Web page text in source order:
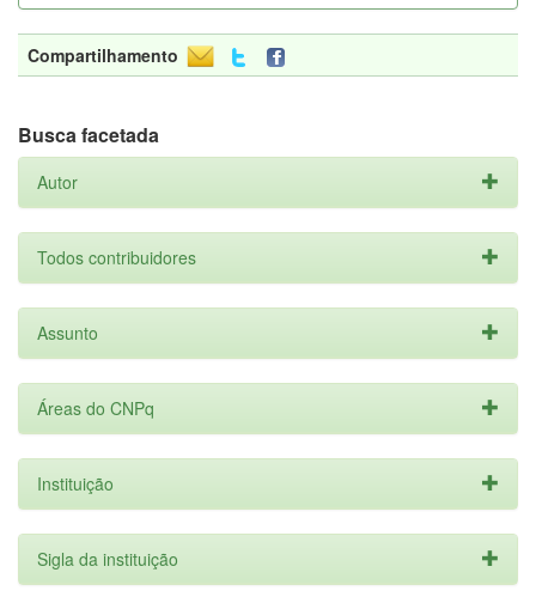
Compartilhamento
Busca facetada
Autor
Todos contribuidores
Assunto
Áreas do CNPq
Instituição
Sigla da instituição